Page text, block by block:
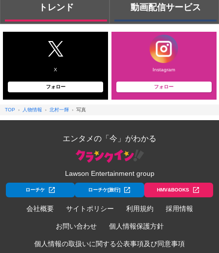
トレンド 動画配信サービス
X
フォロー
Instagram
フォロー
TOP 人物情報 北村一輝 写真
エンタメの「今」がわかる
Lawson Entertainment group
ローチケ ローチケ[旅行] HMV&BOOKS
会社概要 サイトポリシー 利用規約 採用情報
お問い合わせ 個人情報保護方針
個人情報の取扱いに関する公表事項及び同意事項